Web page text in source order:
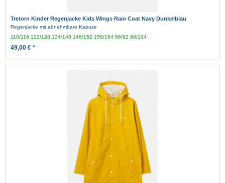
Tretorn Kinder Regenjacke Kids Wings Rain Coat Navy Dunkelblau
Regenjacke mit abnehmbare Kapuze
110/116122/128134/140146/152158/16486/9298/104
49,00 € *